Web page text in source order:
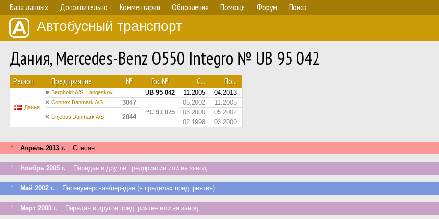
База данных Дополнительно Комментарии Обновления Помощь Форум Поиск
Автобусный транспорт
Дания, Mercedes-Benz O550 Integro № UB 95 042
Регион Предприятие № Гос.№ С... По...
Дания
Bergholdt A/S, Langeskov UB 95 042 11.2005 04.2013
Connex Danmark A/S
3047
PC 91 075
05.2002 11.2005
Linjebus Danmark A/S 2044
03.2000
05.2002
02.1998
03.2000
↑ Апрель 2013 г. Списан
↑ Ноябрь 2005 г. Передан в другое предприятие или на завод
↑ Май 2002 г. Перенумерован/передан (в пределах предприятия)
↑ Март 2000 г. Передан в другое предприятие или на завод